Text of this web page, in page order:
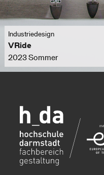
Industriedesign
VRide
2023 Sommer